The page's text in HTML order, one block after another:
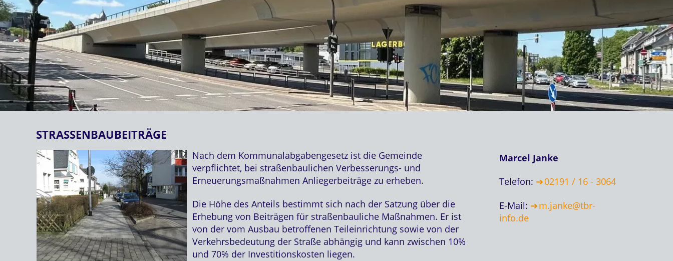
STRASSENBAUBEITRÄGE
Nach dem Kommunalabgabengesetz ist die Gemeinde
verpflichtet, bei straßenbaulichen Verbesserungs- und
Erneuerungsmaßnahmen Anliegerbeiträge zu erheben.
Die Höhe des Anteils bestimmt sich nach der Satzung über die
Erhebung von Beiträgen für straßenbauliche Maßnahmen. Er ist
von der vom Ausbau betroffenen Teileinrichtung sowie von der
Verkehrsbedeutung der Straße abhängig und kann zwischen 10%
und 70% der Investitionskosten liegen.
Marcel Janke
Telefon:
02191 / 16 - 3064
E-Mail:
m.janke@tbr-
info.de